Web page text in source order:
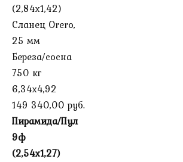
(2,84х1,42)
Сланец Orero,
25 мм
Береза/сосна
750 кг
6,34х4,92
149 340,00 руб.
Пирамида/Пул
9ф
(2,54х1,27)